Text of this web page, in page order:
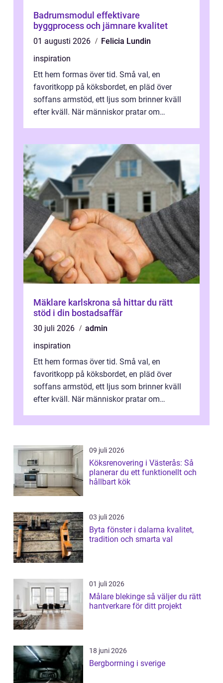
Badrumsmodul effektivare
byggprocess och jämnare kvalitet
01 augusti 2026
Felicia Lundin
inspiration
Ett hem formas över tid. Små val, en
favoritkopp på köksbordet, en pläd över
soffans armstöd, ett ljus som brinner kväll
efter kväll. När människor pratar om
Mäklare karlskrona så hittar du rätt
stöd i din bostadsaffär
30 juli 2026
admin
inspiration
Ett hem formas över tid. Små val, en
favoritkopp på köksbordet, en pläd över
soffans armstöd, ett ljus som brinner kväll
efter kväll. När människor pratar om
fä...
09 juli 2026
Köksrenovering i Västerås: Så
planerar du ett funktionellt och
hållbart kök
03 juli 2026
Byta fönster i dalarna kvalitet,
tradition och smarta val
01 juli 2026
Målare blekinge så väljer du rätt
hantverkare för ditt projekt
18 juni 2026
Bergborrning i sverige